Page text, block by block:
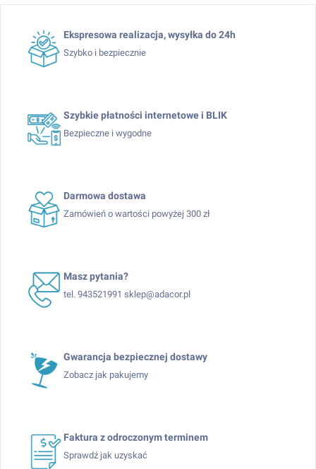
Ekspresowa realizacja, wysyłka do 24h
Szybko i bezpiecznie
Szybkie płatności internetowe i BLIK
Bezpieczne i wygodne
Darmowa dostawa
Zamówień o wartości powyżej 300 zł
Masz pytania?
tel. 943521991 sklep@adacor.pl
Gwarancja bezpiecznej dostawy
Zobacz jak pakujemy
Faktura z odroczonym terminem
Sprawdź jak uzyskać